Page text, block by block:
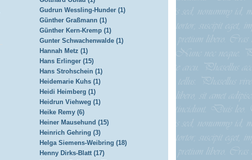
Gudrun Wessling-Hunder (1)
Günther Graßmann (1)
Günther Kern-Kremp (1)
Gunter Schwachenwalde (1)
Hannah Metz (1)
Hans Erlinger (15)
Hans Strohschein (1)
Heidemarie Kuhs (1)
Heidi Heimberg (1)
Heidrun Viehweg (1)
Heike Remy (6)
Heiner Mausehund (15)
Heinrich Gehring (3)
Helga Siemens-Weibring (18)
Henny Dirks-Blatt (17)